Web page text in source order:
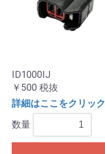
ID1000IJ
￥500 税抜
詳細はここをクリック
数量